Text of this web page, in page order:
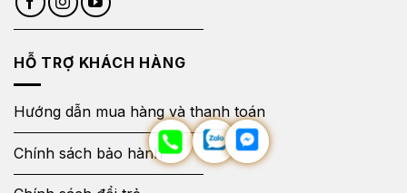
HỖ TRỢ KHÁCH HÀNG
Hướng dẫn mua hàng và thanh toán
Chính sách bảo hành